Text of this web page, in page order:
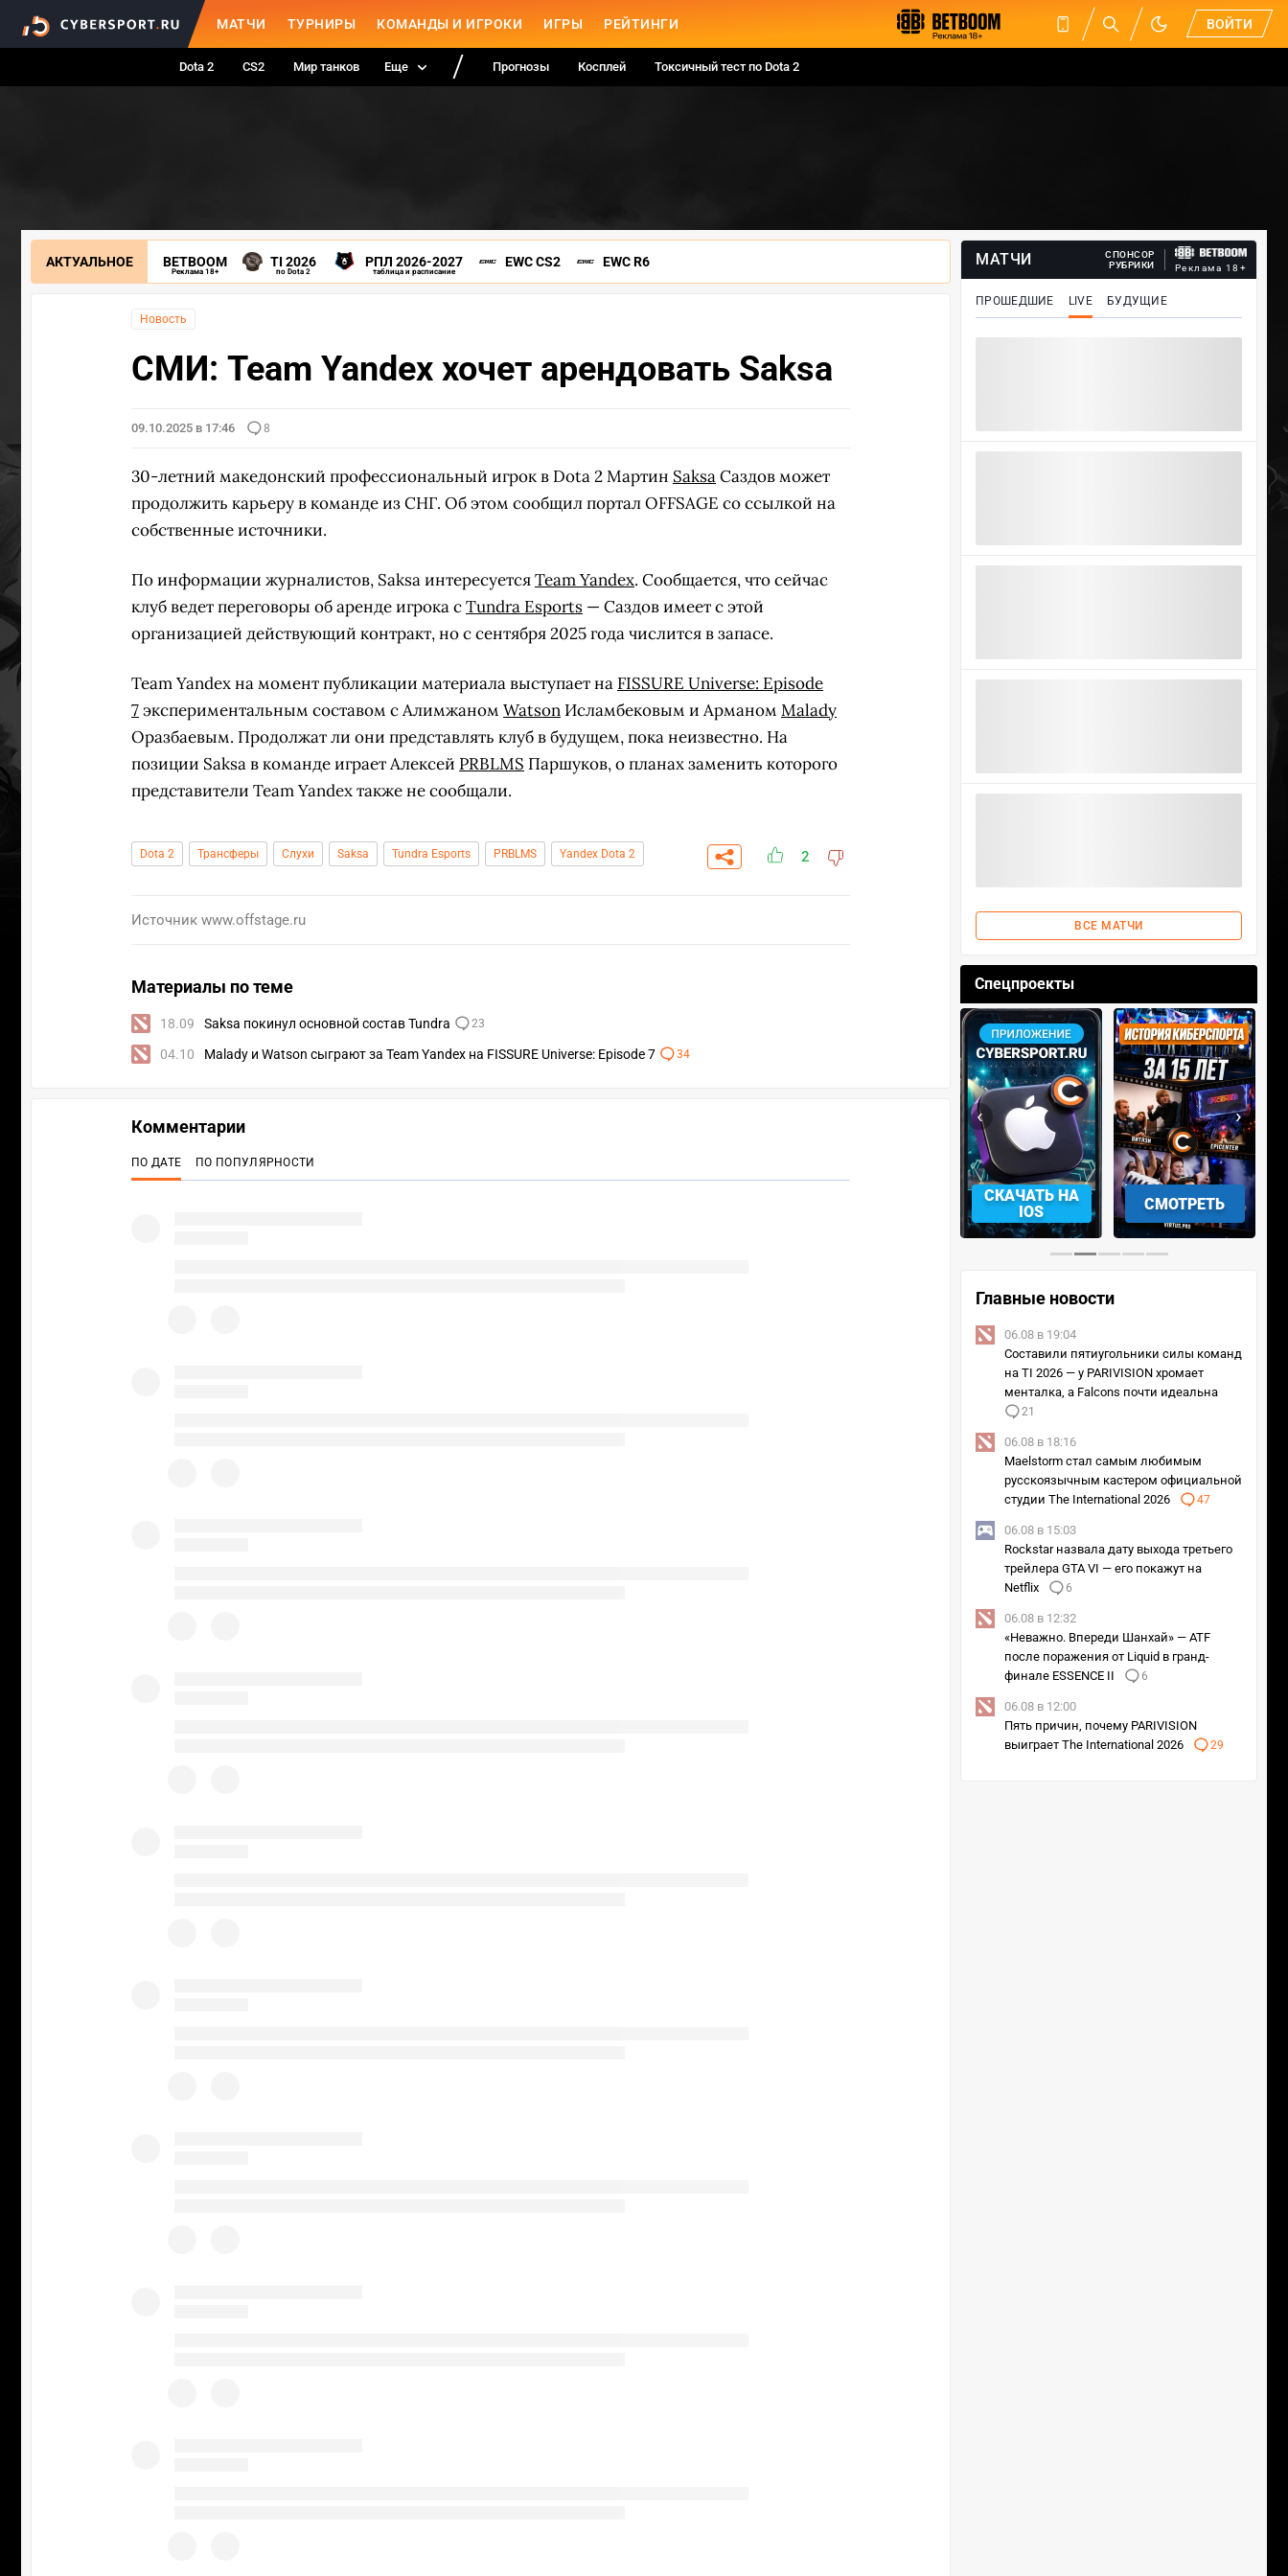
МАТЧИ ТУРНИРЫ КОМАНДЫ И ИГРОКИ ИГРЫ РЕЙТИНГИ ВОЙТИ
Dota 2 CS2 Мир танков Еще Прогнозы Косплей Токсичный тест по Dota 2
АКТУАЛЬНОЕ BETBOOM
Реклама 18+
TI 2026
по Dota 2
РПЛ 2026-2027
таблица и расписание
EWC CS2 EWC R6
Новость
СМИ: Team Yandex хочет арендовать Saksa
09.10.2025 в 17:46 8
30-летний македонский профессиональный игрок в Dota 2 Мартин SaksaСаздов может
продолжить карьеру в команде из СНГ. Об этом сообщил портал OFFSAGE со ссылкой на
собственные источники.
По информации журналистов, Saksa интересуетсяTeam Yandex. Сообщается, что сейчас
клуб ведет переговоры об аренде игрока сTundra Esports — Саздов имеет с этой
организацией действующий контракт, но с сентября 2025 года числится в запасе.
Team Yandex на момент публикации материала выступает на FISSURE Universe: Episode
7экспериментальным составом с Алимжаном Watson Исламбековым и Арманом Malady
Оразбаевым. Продолжат ли они представлять клуб в будущем, пока неизвестно. На
позиции Saksa в команде играет Алексей PRBLMS Паршуков, о планах заменить которого
представители Team Yandex также не сообщали.
Dota 2 Трансферы Слухи Saksa Tundra Esports PRBLMS Yandex Dota 2 2
Источник www.offstage.ru
Материалы по теме
18.09 Saksa покинул основной состав Tundra 23
04.10 Malady и Watson сыграют за Team Yandex на FISSURE Universe: Episode 7 34
МАТЧИ
СПОНСОР
РУБРИКИ
Реклама 18+
ПРОШЕДШИЕ LIVE БУДУЩИЕ
ВСЕ МАТЧИ
Спецпроекты
СМОТРЕТЬ УЧАСТВОВАТЬ
‹ ›
Главные новости
06.08 в 19:04
Составили пятиугольники силы команд
на TI 2026 — у PARIVISION хромает
менталка, а Falcons почти идеальна
21
06.08 в 18:16
Maelstorm стал самым любимым
русскоязычным кастером официальной
студии The International 2026
47
06.08 в 15:03
Rockstar назвала дату выхода третьего
трейлера GTA VI — его покажут на
Netflix
6
06.08 в 12:32
«Неважно. Впереди Шанхай» — ATF
после поражения от Liquid в гранд-
финале ESSENCE II
6
06.08 в 12:00
Пять причин, почему PARIVISION
выиграет The International 2026
29
Комментарии
ПО ДАТЕ ПО ПОПУЛЯРНОСТИ